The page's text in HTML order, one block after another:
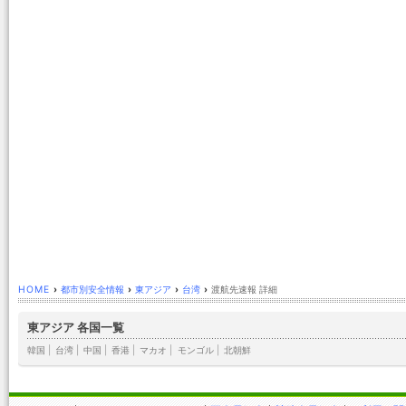
HOME › 都市別安全情報 › 東アジア › 台湾 › 渡航先速報 詳細
東アジア 各国一覧
韓国 台湾 中国 香港 マカオ モンゴル| 北朝鮮